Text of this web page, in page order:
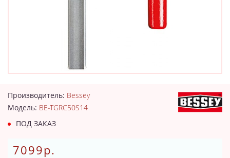
Производитель: Bessey
Модель: BE-TGRC50S14
ПОД ЗАКАЗ
7099р.